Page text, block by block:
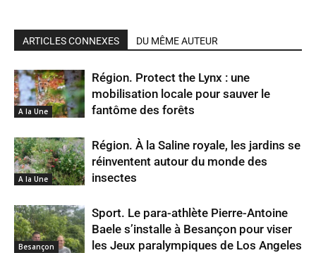
ARTICLES CONNEXES DU MÊME AUTEUR
A la Une
Région. Protect the Lynx : une
mobilisation locale pour sauver le
fantôme des forêts
A la Une
Région. À la Saline royale, les jardins se
réinventent autour du monde des
insectes
Besançon
Sport. Le para-athlète Pierre-Antoine
Baele s’installe à Besançon pour viser
les Jeux paralympiques de Los Angeles